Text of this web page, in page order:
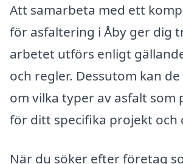
Att samarbeta med ett
för asfaltering i Åby ger dig
arbetet utförs enligt
och regler. Dessutom kan
om vilka typer av asfalt som
för ditt specifika projekt och
När du söker efter företag